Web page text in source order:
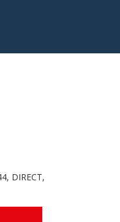
con incentivi
DIRECT,